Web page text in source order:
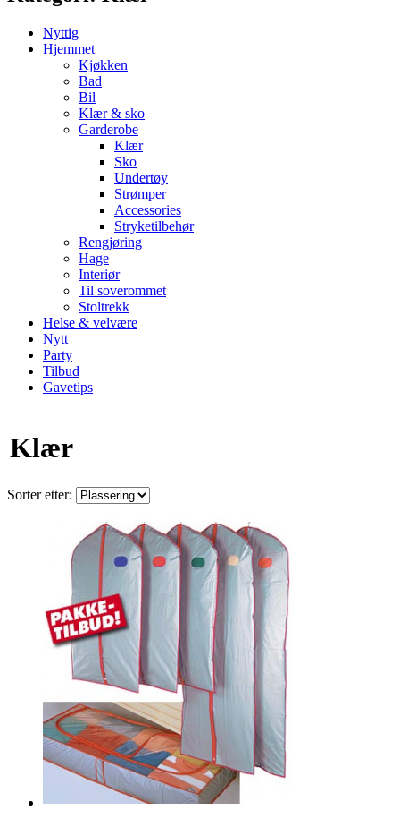
Nyttig
Hjemmet
Kjøkken
Bad
Bil
Klær & sko
Garderobe
Klær
Sko
Undertøy
Strømper
Accessories
Stryketilbehør
Rengjøring
Hage
Interiør
Til soverommet
Stoltrekk
Helse & velvære
Nytt
Party
Tilbud
Gavetips
Klær
Sorter etter: